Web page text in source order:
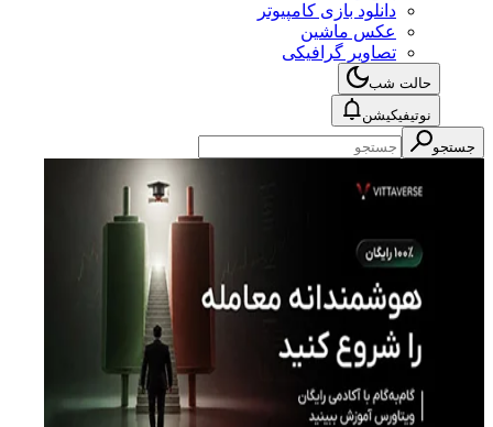
دانلود بازی کامپیوتر
عکس ماشین
تصاویر گرافیکی
حالت شب
نوتیفیکیشن
جستجو